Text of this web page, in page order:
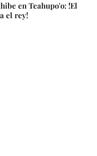
en Teahupo'o: !El
el rey!